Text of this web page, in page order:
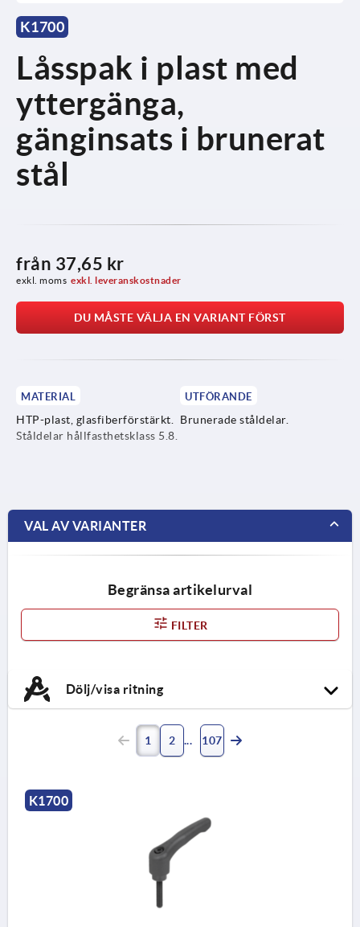
K1700
Låsspak i plast med
yttergänga,
gänginsats i brunerat
stål
från 37,65 kr
exkl. moms exkl. leveranskostnader
DU MÅSTE VÄLJA EN VARIANT FÖRST
MATERIAL
HTP-plast, glasfiberförstärkt.
Ståldelar hållfasthetsklass 5.8.
UTFÖRANDE
Brunerade ståldelar.
VAL AV VARIANTER
Begränsa artikelurval
FILTER
Dölj/visa ritning
1 2 107
K1700